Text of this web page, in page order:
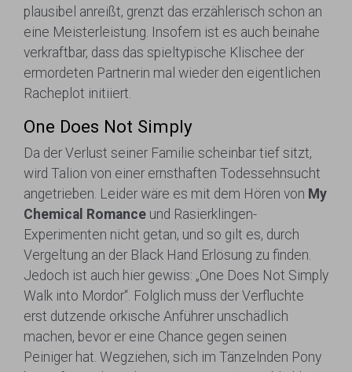
plausibel anreißt, grenzt das erzählerisch schon an
eine Meisterleistung. Insofern ist es auch beinahe
verkraftbar, dass das spieltypische Klischee der
ermordeten Partnerin mal wieder den eigentlichen
Racheplot initiiert.
One Does Not Simply
Da der Verlust seiner Familie scheinbar tief sitzt,
wird Talion von einer ernsthaften Todessehnsucht
angetrieben. Leider wäre es mit dem Hören von My
Chemical Romance und Rasierklingen-
Experimenten nicht getan, und so gilt es, durch
Vergeltung an der Black Hand Erlösung zu finden.
Jedoch ist auch hier gewiss: „One Does Not Simply
Walk into Mordor“. Folglich muss der Verfluchte
erst dutzende orkische Anführer unschädlich
machen, bevor er eine Chance gegen seinen
Peiniger hat. Wegziehen, sich im Tänzelnden Pony